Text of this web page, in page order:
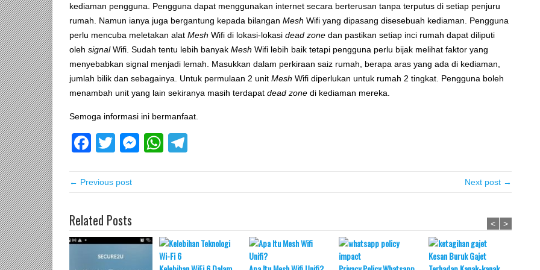
kediaman pengguna. Pengguna dapat menggunakan internet secara berterusan tanpa terputus di setiap penjuru
rumah. Namun ianya juga bergantung kepada bilangan Mesh Wifi yang dipasang disesebuah kediaman. Pengguna
perlu mencuba meletakan alat Mesh Wifi di lokasi-lokasi dead zone dan pastikan setiap inci rumah dapat diliputi
oleh signalWifi. Sudah tentu lebih banyak Mesh Wifi lebih baik tetapi pengguna perlu bijak melihat faktor yang
menyebabkan signal menjadi lemah. Masukkan dalam perkiraan saiz rumah, berapa aras yang ada di kediaman,
jumlah bilik dan sebagainya. Untuk permulaan 2 unit Mesh Wifi diperlukan untuk rumah 2 tingkat. Pengguna boleh
menambah unit yang lain sekiranya masih terdapat dead zone di kediaman mereka.
Semoga informasi ini bermanfaat.
Facebook
TwitterMessenger
WhatsApp
← Previous post Next post →
Related Posts
Kesan Buruk Gajet
< >